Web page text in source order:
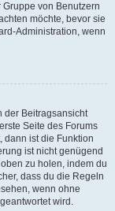
von Benutzern
möchte, bevor sie
Administration, wenn
der Beitragsansicht
Seite des Forums
dann ist die Funktion
ist nicht genügend
zu holen, indem du
dass du die Regeln
wenn ohne
wird.